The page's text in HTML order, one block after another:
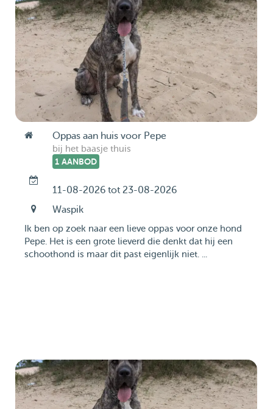
Oppas aan huis voor Pepe
bij het baasje thuis
1 AANBOD
11-08-2026 tot 23-08-2026
Waspik
Ik ben op zoek naar een lieve oppas voor onze hond
Pepe. Het is een grote lieverd die denkt dat hij een
schoothond is maar dit past eigenlijk niet. ...